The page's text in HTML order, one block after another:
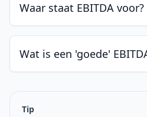
Waar staat EBITDA voor?
Wat is een 'goede'
Tip